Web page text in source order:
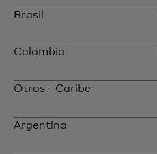
Brasil
Colombia
Otros - Caribe
Argentina